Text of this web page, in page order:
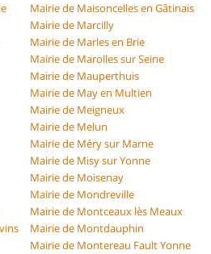
Mairie de Maisoncelles en Gâtinais
Mairie de Marcilly
Mairie de Marles en Brie
Mairie de Marolles sur Seine
Mairie de Mauperthuis
Mairie de May en Multien
Mairie de Meigneux
Mairie de Melun
Mairie de Méry sur Marne
Mairie de Misy sur Yonne
Mairie de Moisenay
Mairie de Mondreville
Mairie de Montceaux lès Meaux
Mairie de Montdauphin
Mairie de Montereau Fault Yonne